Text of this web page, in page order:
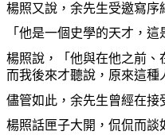
楊照又說，余先生受邀寫序
「他是一個史學的天才，這
楊照說，「他與在他之前
而我後來才聽說，原來這種
儘管如此，余先生曾經在接
楊照話匣子大開，侃侃而談